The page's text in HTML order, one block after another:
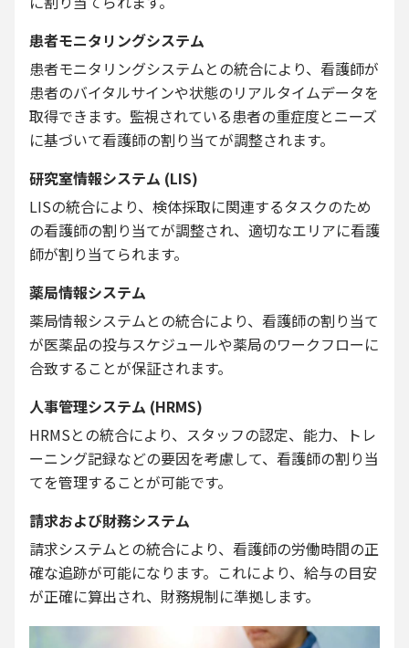
患者モニタリングシステム
患者モニタリングシステムとの統合により、看護師が
患者のバイタルサインや状態のリアルタイムデータを
取得できます。監視されている患者の重症度とニーズ
に基づいて看護師の割り当てが調整されます。
研究室情報システム (LIS)
LISの統合により、検体採取に関連するタスクのため
の看護師の割り当てが調整され、適切なエリアに看護
師が割り当てられます。
薬局情報システム
薬局情報システムとの統合により、看護師の割り当て
が医薬品の投与スケジュールや薬局のワークフローに
合致することが保証されます。
人事管理システム (HRMS)
HRMSとの統合により、スタッフの認定、能力、トレ
ーニング記録などの要因を考慮して、看護師の割り当
てを管理することが可能です。
請求および財務システム
請求システムとの統合により、看護師の労働時間の正
確な追跡が可能になります。これにより、給与の目安
が正確に算出され、財務規制に準拠します。